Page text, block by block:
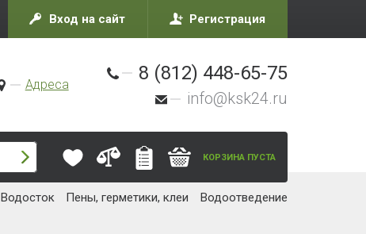
Вход на сайт Регистрация
Адреса
8 (812) 448-65-75
info@ksk24.ru
КОРЗИНА ПУСТА
Водосток Пены, герметики, клеи Водоотведение